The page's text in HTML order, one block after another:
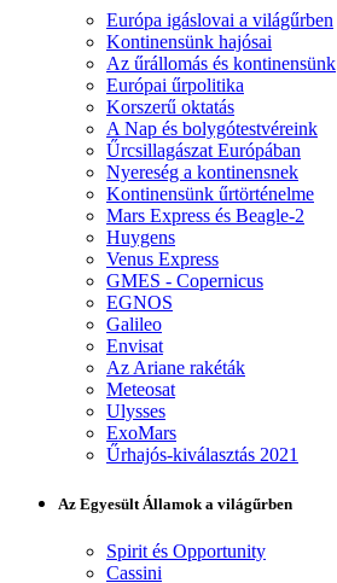
Európa igáslovai a világűrben
Kontinensünk hajósai
Az űrállomás és kontinensünk
Európai űrpolitika
Korszerű oktatás
A Nap és bolygótestvéreink
Űrcsillagászat Európában
Nyereség a kontinensnek
Kontinensünk űrtörténelme
Mars Express és Beagle-2
Huygens
Venus Express
GMES - Copernicus
EGNOS
Galileo
Envisat
Az Ariane rakéták
Meteosat
Ulysses
ExoMars
Űrhajós-kiválasztás 2021
Az Egyesült Államok a világűrben
Spirit és Opportunity
Cassini